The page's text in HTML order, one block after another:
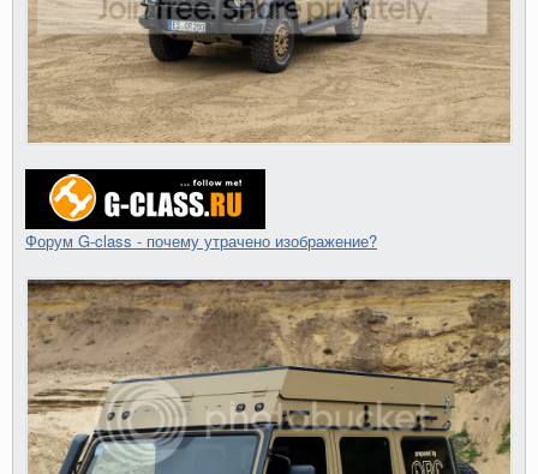
Форум G-class - почему утрачено изображение?